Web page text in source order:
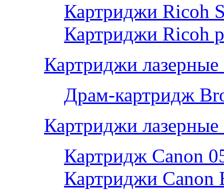
Картриджи Ricoh
Картриджи Ricoh
Картриджи
Драм-картридж
Картриджи лазерные
Картридж Canon
Картриджи Canon